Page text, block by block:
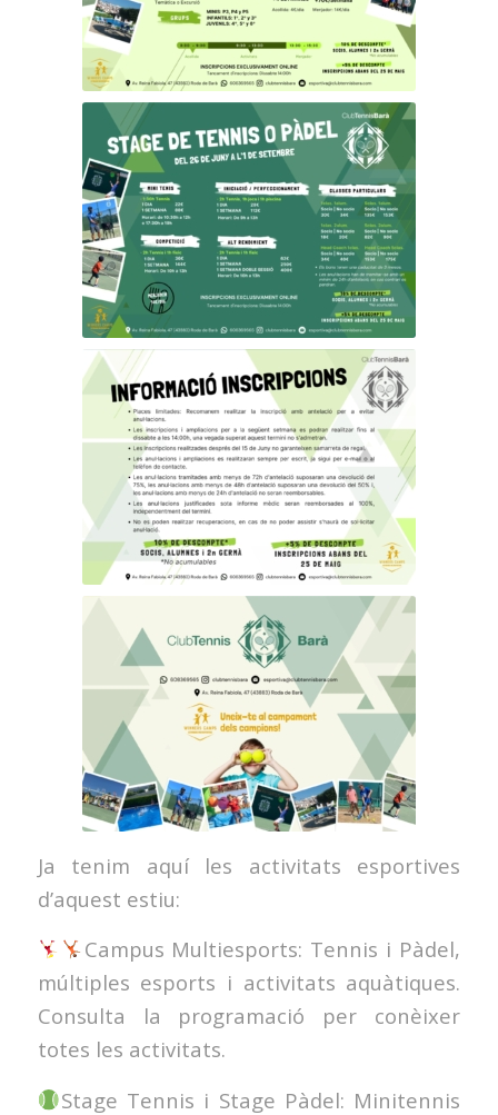
Ja tenim aquí les activitats esportives
d’aquest estiu:
Campus Multiesports: Tennis i Pàdel,
múltiples esports i activitats aquàtiques.
Consulta la programació per conèixer
totes les activitats.
Stage Tennis i Stage Pàdel: Minitennis